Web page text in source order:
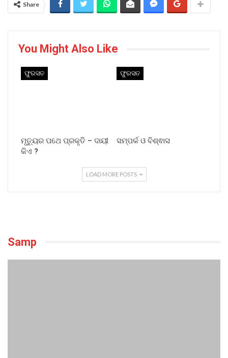
Share
You Might Also Like
ଫୁରସତ
ମୃତ୍ୟୁର ପଥେ ପ୍ରକୃତି – ଦାୟୀ
କିଏ ?
ଫୁରସତ
ସମ୍ପର୍କ ଓ ବିଶ୍ଵାସ
LOAD MORE POSTS
Samp